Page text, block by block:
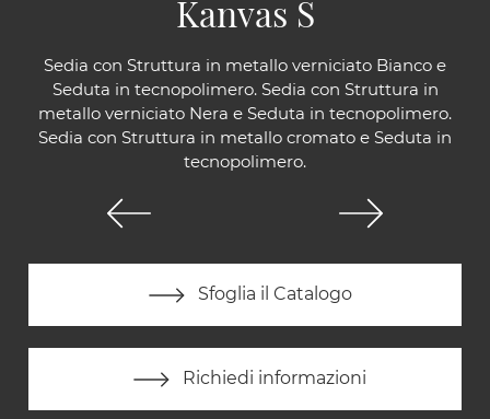
Sedia con Struttura in metallo verniciato Bianco e
Seduta in tecnopolimero. Sedia con Struttura in
metallo verniciato Nera e Seduta in tecnopolimero.
Sedia con Struttura in metallo cromato e Seduta in
tecnopolimero.
Sfoglia il Catalogo
Richiedi informazioni
Kanvas S